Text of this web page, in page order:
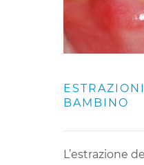
BAMBINO
L’estrazione